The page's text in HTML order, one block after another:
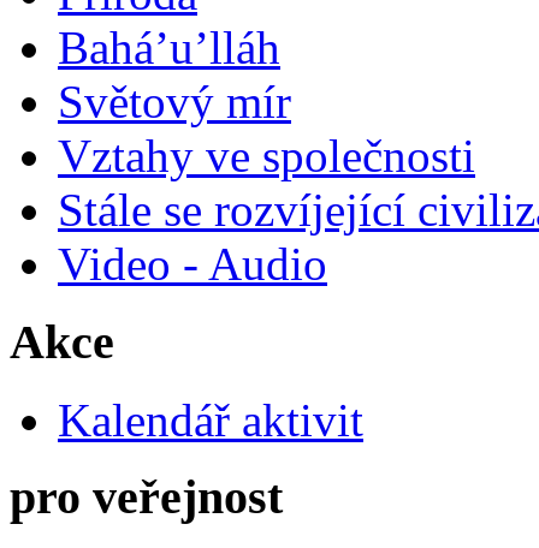
Bahá’u’lláh
Světový mír
Vztahy ve společnosti
Stále se rozvíjející
Video - Audio
Akce
Kalendář aktivit
pro veřejnost